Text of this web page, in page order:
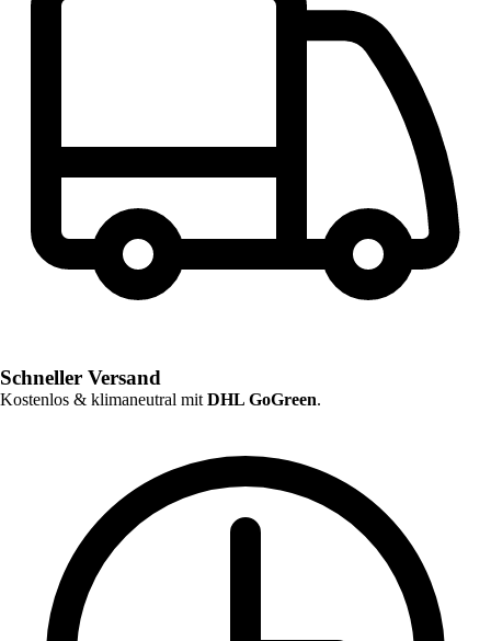
Schneller Versand
Kostenlos & klimaneutral mit DHL GoGreen.